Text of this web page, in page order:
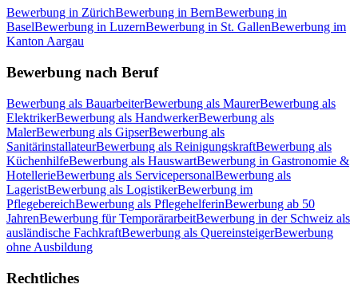
Bewerbung in ZürichBewerbung in BernBewerbung in
BaselBewerbung in LuzernBewerbung in St. GallenBewerbung im
Kanton Aargau
Bewerbung nach Beruf
Bewerbung als BauarbeiterBewerbung als MaurerBewerbung als
ElektrikerBewerbung als HandwerkerBewerbung als
MalerBewerbung als GipserBewerbung als
SanitärinstallateurBewerbung als ReinigungskraftBewerbung als
KüchenhilfeBewerbung als HauswartBewerbung in Gastronomie &
HotellerieBewerbung als ServicepersonalBewerbung als
LageristBewerbung als LogistikerBewerbung im
PflegebereichBewerbung als PflegehelferinBewerbung ab 50
JahrenBewerbung für TemporärarbeitBewerbung in der Schweiz als
ausländische FachkraftBewerbung als QuereinsteigerBewerbung
ohne Ausbildung
Rechtliches